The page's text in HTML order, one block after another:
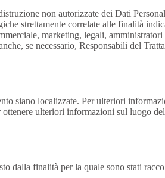
non autorizzate dei Dati
strettamente correlate alle finalità
marketing, legali,
se necessario, Responsabili del
siano localizzate. Per ulteriori
ulteriori informazioni sul luogo
dalla finalità per la quale sono stati